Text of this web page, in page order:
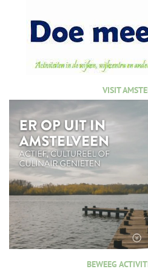
VISIT
BEWEEG